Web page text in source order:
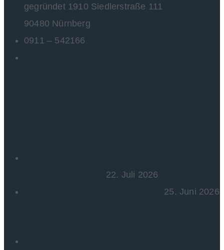
gegründet 1910 Siedlerstraße 111
90480 Nürnberg
0911 – 542166
22. Juli 2026
25. Juni 2026